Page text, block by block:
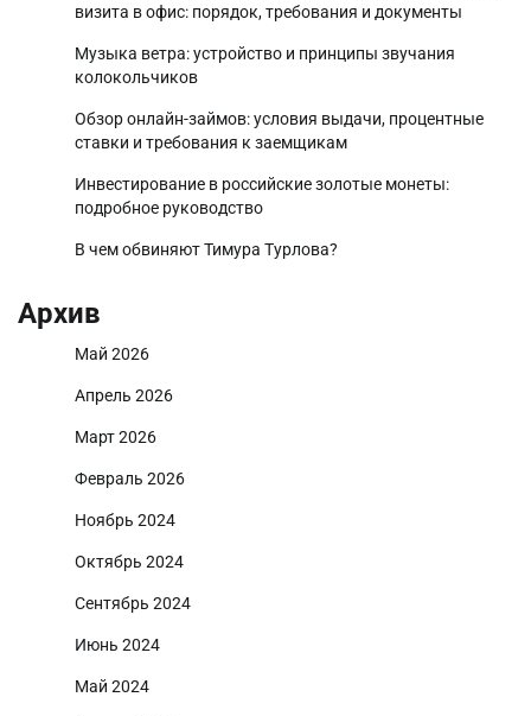
визита в офис: порядок, требования и документы
Музыка ветра: устройство и принципы звучания
колокольчиков
Обзор онлайн-займов: условия выдачи, процентные
ставки и требования к заемщикам
Инвестирование в российские золотые монеты:
подробное руководство
В чем обвиняют Тимура Турлова?
Архив
Май 2026
Апрель 2026
Март 2026
Февраль 2026
Ноябрь 2024
Октябрь 2024
Сентябрь 2024
Июнь 2024
Май 2024